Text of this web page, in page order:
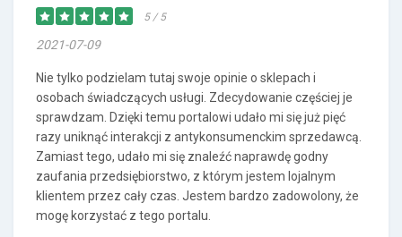
5 / 5
2021-07-09
Nie tylko podzielam tutaj swoje opinie o sklepach i
osobach świadczących usługi. Zdecydowanie częściej je
sprawdzam. Dzięki temu portalowi udało mi się już pięć
razy uniknąć interakcji z antykonsumenckim sprzedawcą.
Zamiast tego, udało mi się znaleźć naprawdę godny
zaufania przedsiębiorstwo, z którym jestem lojalnym
klientem przez cały czas. Jestem bardzo zadowolony, że
mogę korzystać z tego portalu.